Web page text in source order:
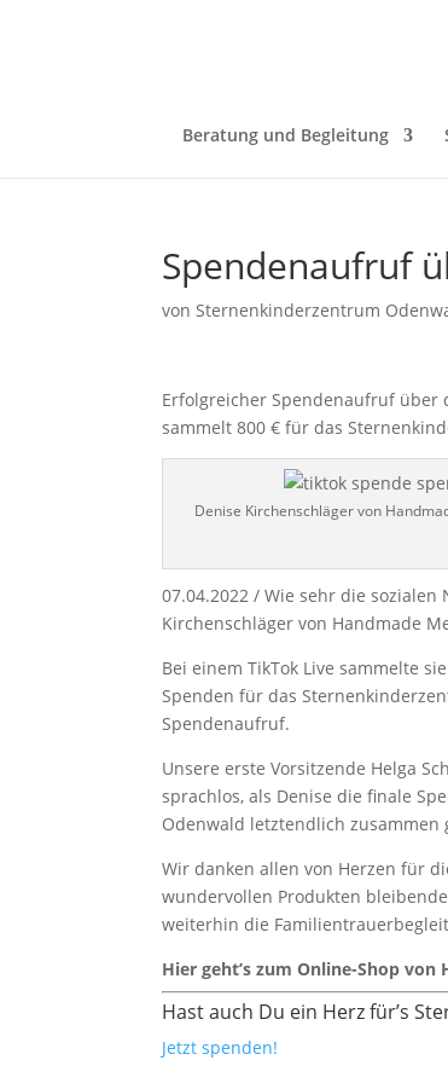
Beratung und Begleitung
Spendenaufruf
vonSternenkinderzentrum
Erfolgreicher Spendenaufruf über
sammelt 800 € für das
Denise Kirchenschläger von
07.04.2022 / Wie sehr die
Kirchenschläger von Handmade
Bei einem TikTok Live sammelte
Spenden für das
Spendenaufruf.
Unsere erste Vorsitzende Helga
sprachlos, als Denise die finale
Odenwald letztendlich zusammen
Wir danken allen von Herzen für
wundervollen Produkten
weiterhin die
Hier geht’s zum Online-Shop von
Hast auch Du ein Herz für’s
Jetzt spenden!